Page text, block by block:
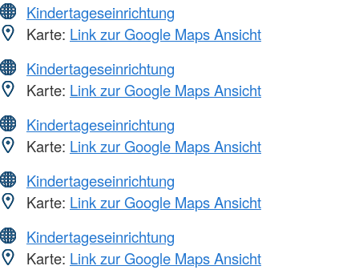
Kindertageseinrichtung
Karte: Link zur Google Maps Ansicht
Kindertageseinrichtung
Karte: Link zur Google Maps Ansicht
Kindertageseinrichtung
Karte: Link zur Google Maps Ansicht
Kindertageseinrichtung
Karte: Link zur Google Maps Ansicht
Kindertageseinrichtung
Karte: Link zur Google Maps Ansicht